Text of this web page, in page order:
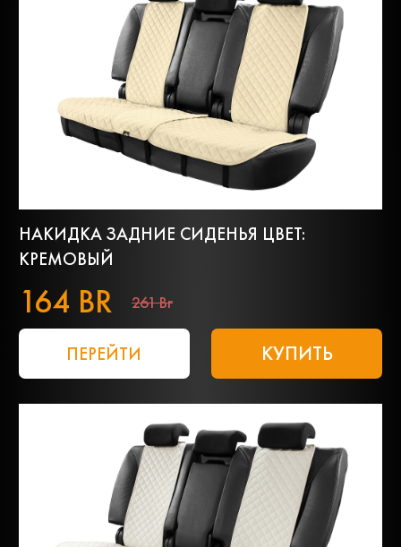
НАКИДКА ЗАДНИЕ СИДЕНЬЯ ЦВЕТ:
КРЕМОВЫЙ
164 BR 261 Br
ПЕРЕЙТИ КУПИТЬ